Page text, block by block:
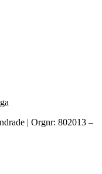
| Orgnr: 802013 –